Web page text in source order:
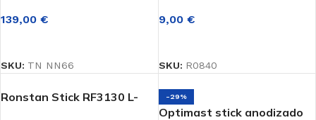
139,00 €
SKU: TN NN66
9,00 €
SKU: R0840
Ronstan Stick RF3130 L-
-29%
Optimast stick anodizado